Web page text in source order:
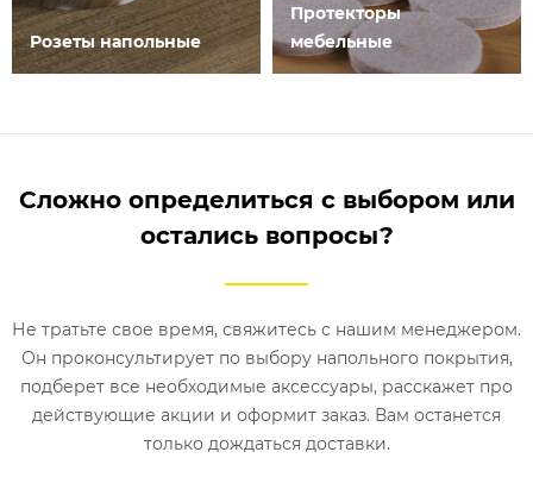
Розеты напольные
Протекторы
мебельные
Сложно определиться с выбором или
остались вопросы?
Не тратьте свое время, свяжитесь с нашим менеджером.
Он проконсультирует по выбору напольного покрытия,
подберет все необходимые аксессуары, расскажет про
действующие акции и оформит заказ. Вам останется
только дождаться доставки.